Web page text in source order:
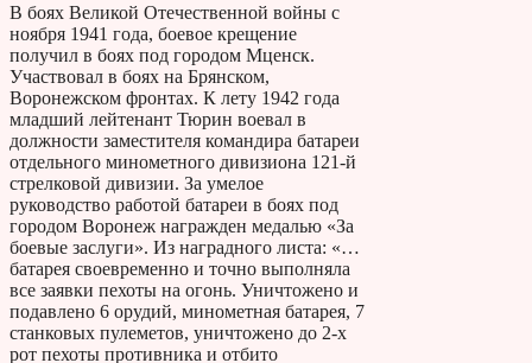
В боях Великой Отечественной войны с
ноября 1941 года, боевое крещение
получил в боях под городом Мценск.
Участвовал в боях на Брянском,
Воронежском фронтах. К лету 1942 года
младший лейтенант Тюрин воевал в
должности заместителя командира батареи
отдельного минометного дивизиона 121-й
стрелковой дивизии. За умелое
руководство работой батареи в боях под
городом Воронеж награжден медалью «За
боевые заслуги». Из наградного листа: «…
батарея своевременно и точно выполняла
все заявки пехоты на огонь. Уничтожено и
подавлено 6 орудий, минометная батарея, 7
станковых пулеметов, уничтожено до 2-х
рот пехоты противника и отбито